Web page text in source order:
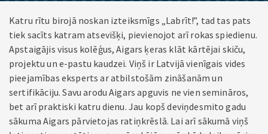
Katru rītu birojā noskan izteiksmīgs „Labrīt!”, tad tas pats
tiek sacīts katram atsevišķi, pievienojot arī rokas spiedienu.
Apstaigājis visus kolēģus, Aigars ķeras klāt kārtējai skiču,
projektu un e-pastu kaudzei. Viņš ir Latvijā vienīgais vides
pieejamības eksperts ar atbilstošām zināšanām un
sertifikāciju. Savu arodu Aigars apguvis ne vien semināros,
bet arī praktiski katru dienu. Jau kopš deviņdesmito gadu
sākuma Aigars pārvietojas ratiņkrēslā. Lai arī sākumā viņš